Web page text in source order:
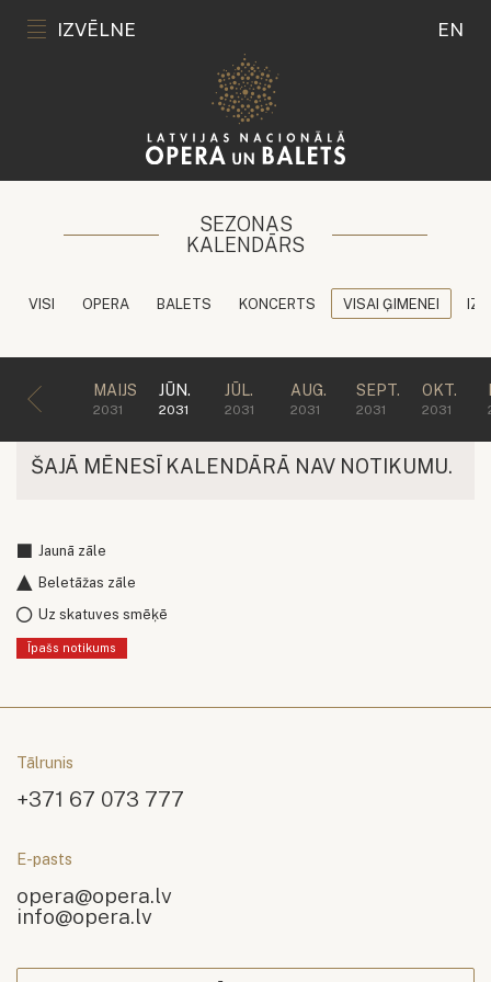
IZVĒLNE EN
SEZONAS
KALENDĀRS
VISI OPERA BALETS KONCERTS VISAI ĢIMENEI
MAIJS
2031
JŪN.
2031
JŪL.
2031
AUG.
2031
SEPT.
2031
OKT.
2031
ŠAJĀ MĒNESĪ KALENDĀRĀ NAV NOTIKUMU.
Jaunā zāle
Beletāžas zāle
Uz skatuves smēķē
Īpašs notikums
Tālrunis
+371 67 073 777
E-pasts
opera@opera.lv
info@opera.lv